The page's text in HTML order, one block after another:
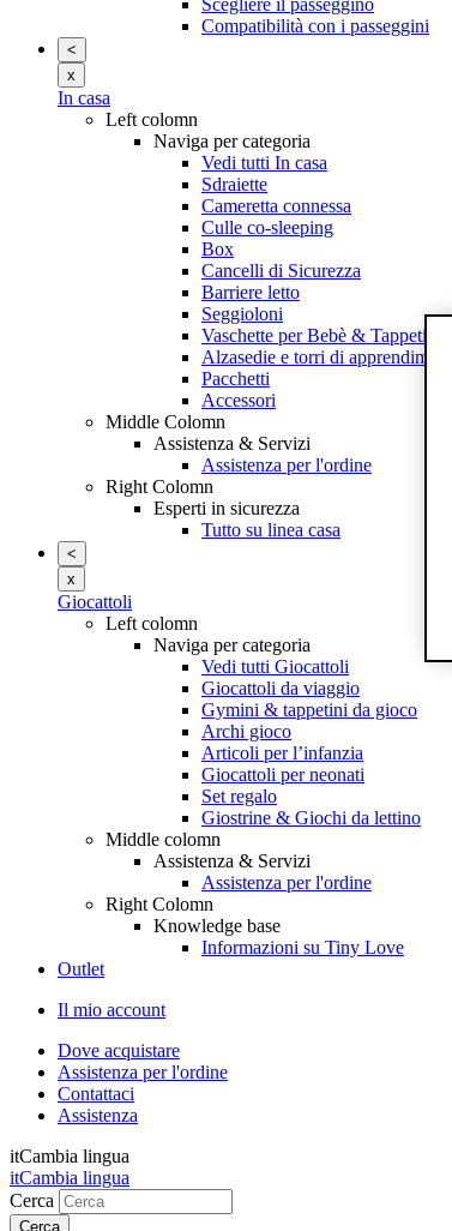
Scegliere il passeggino
Compatibilità con i passeggini
<
x
In casa
Left colomn
Naviga per categoria
Vedi tutti In casa
Sdraiette
Cameretta connessa
Culle co-sleeping
Box
Cancelli di Sicurezza
Barriere letto
Seggioloni
Vaschette per Bebè & Tappetini
Alzasedie e torri di apprendimento
Pacchetti
Accessori
Middle Colomn
Assistenza & Servizi
Assistenza per l'ordine
Right Colomn
Esperti in sicurezza
Tutto su linea casa
<
x
Giocattoli
Left colomn
Naviga per categoria
Vedi tutti Giocattoli
Giocattoli da viaggio
Gymini & tappetini da gioco
Archi gioco
Articoli per l’infanzia
Giocattoli per neonati
Set regalo
Giostrine & Giochi da lettino
Middle colomn
Assistenza & Servizi
Assistenza per l'ordine
Right Colomn
Knowledge base
Informazioni su Tiny Love
Outlet
Il mio account
Dove acquistare
Assistenza per l'ordine
Contattaci
Assistenza
itCambia lingua
itCambia lingua
Cerca